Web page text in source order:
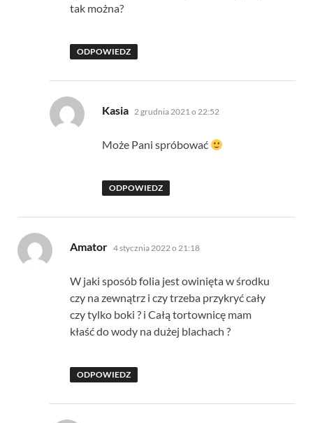
tak można?
ODPOWIEDZ
Kasia pisze:
2 grudnia 2021 o 22:52
Może Pani spróbować
ODPOWIEDZ
Amator pisze:
4 stycznia 2022 o 21:18
W jaki sposób folia jest owinięta w środku
czy na zewnątrz i czy trzeba przykryć cały
czy tylko boki ? i Całą tortownicę mam
kłaść do wody na dużej blachach ?
ODPOWIEDZ